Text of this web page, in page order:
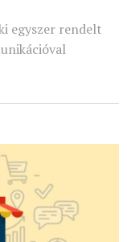
egyszer rendelt